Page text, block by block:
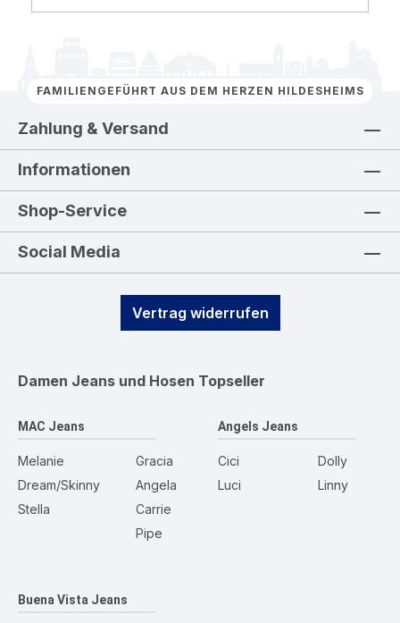
FAMILIENGEFÜHRT AUS DEM HERZEN HILDESHEIMS
Zahlung & Versand
Informationen
Shop-Service
Social Media
Vertrag widerrufen
Damen Jeans und Hosen Topseller
MAC Jeans
Melanie
Dream/Skinny
Stella
Gracia
Angela
Carrie
Pipe
Angels Jeans
Cici
Luci
Dolly
Linny
Buena Vista Jeans